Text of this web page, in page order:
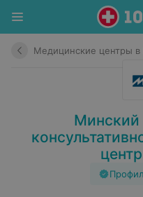
Медицинские центры
Минский